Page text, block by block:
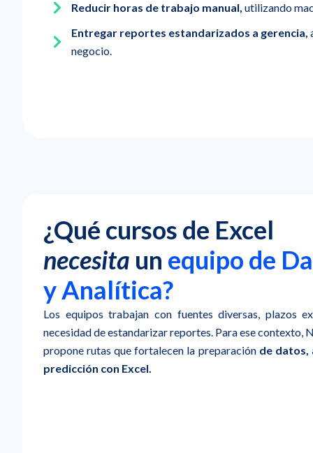
Reducir horas de trabajo manual, utilizando
Entregar reportes estandarizados a gerencia,
negocio.
¿Qué cursos de Excel
necesita un equipo de
y Analítica?
Los equipos trabajan con fuentes diversas, plazos
necesidad de estandarizar reportes. Para ese contexto,
propone rutas que fortalecen la preparaciónde datos,
predicción con Excel.